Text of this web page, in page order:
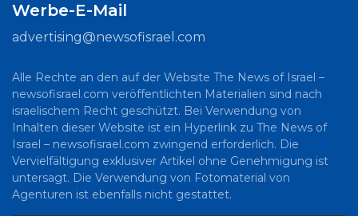
Werbe-E-Mail
advertising@newsofisrael.com
Alle Rechte an den auf der Website The News of Israel –
newsofisrael.com veröffentlichten Materialien sind nach
israelischem Recht geschützt. Bei Verwendung von
Inhalten dieser Website ist ein Hyperlink zu The News of
Israel – newsofisrael.com zwingend erforderlich. Die
Vervielfältigung exklusiver Artikel ohne Genehmigung ist
untersagt. Die Verwendung von Fotomaterial von
Agenturen ist ebenfalls nicht gestattet.